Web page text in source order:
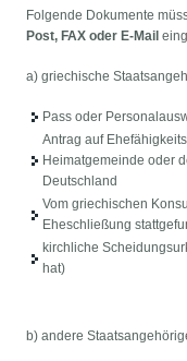
Folgende Dokumente
Post, FAX oder E-Mail
a) griechische
Pass oder
Antrag auf
Heimatgemeinde oder
Deutschland
Vom griechischen
Eheschließung
kirchliche
hat)
b) andere